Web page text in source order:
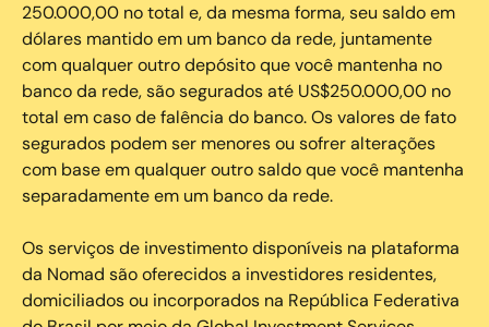
250.000,00 no total e, da mesma forma, seu saldo em
dólares mantido em um banco da rede, juntamente
com qualquer outro depósito que você mantenha no
banco da rede, são segurados até US$250.000,00 no
total em caso de falência do banco. Os valores de fato
segurados podem ser menores ou sofrer alterações
com base em qualquer outro saldo que você mantenha
separadamente em um banco da rede.
Os serviços de investimento disponíveis na plataforma
da Nomad são oferecidos a investidores residentes,
domiciliados ou incorporados na República Federativa